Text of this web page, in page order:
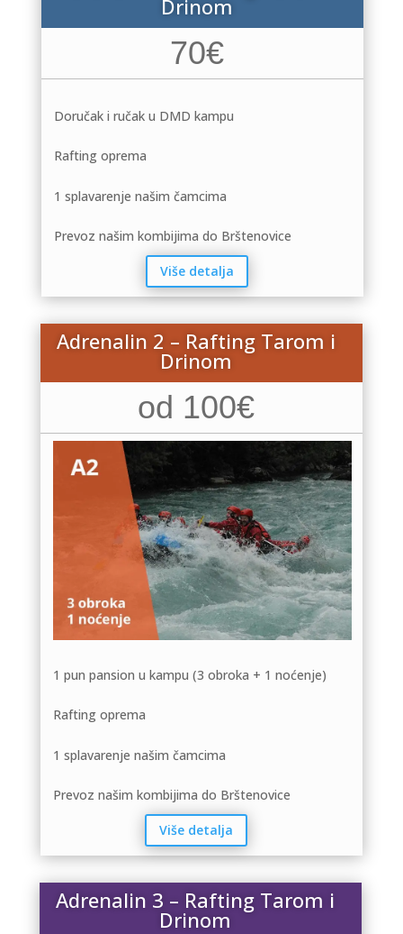
Drinom
70€
Doručak i ručak u DMD kampu
Rafting oprema
1 splavarenje našim čamcima
Prevoz našim kombijima do Brštenovice
Više detalja
Adrenalin 2 – Rafting Tarom i
Drinom
od 100€
1 pun pansion u kampu (3 obroka + 1 noćenje)
Rafting oprema
1 splavarenje našim čamcima
Prevoz našim kombijima do Brštenovice
Više detalja
Adrenalin 3 – Rafting Tarom i
Drinom